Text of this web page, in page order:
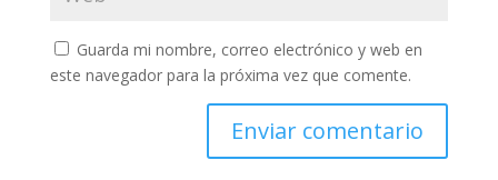
Guarda mi nombre, correo electrónico y web en
este navegador para la próxima vez que comente.